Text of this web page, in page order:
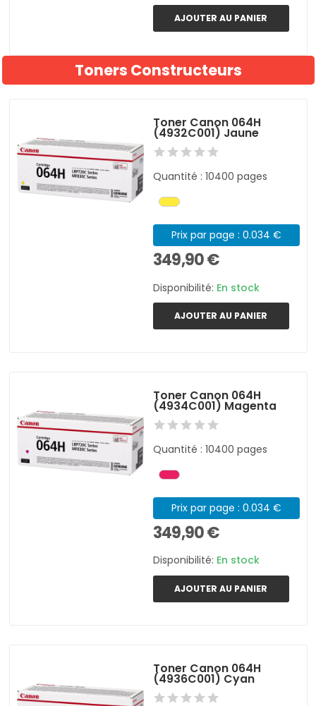
AJOUTER AU PANIER
Toners Constructeurs
Toner Canon 064H
(4932C001) Jaune
Quantité : 10400 pages
Prix par page : 0.034 €
349,90 €
Disponibilité: En stock
AJOUTER AU PANIER
Toner Canon 064H
(4934C001) Magenta
Quantité : 10400 pages
Prix par page : 0.034 €
349,90 €
Disponibilité: En stock
AJOUTER AU PANIER
Toner Canon 064H
(4936C001) Cyan